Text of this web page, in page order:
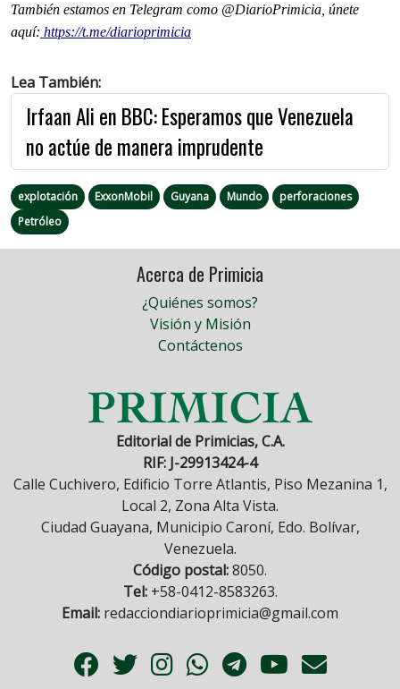
También estamos en Telegram como @DiarioPrimicia, únete
aquí: https://t.me/diarioprimicia
Lea También:
Irfaan Ali en BBC: Esperamos que Venezuela
no actúe de manera imprudente
explotación ExxonMobil Guyana Mundo
perforaciones
Petróleo
Acerca de Primicia
¿Quiénes somos?
Visión y Misión
Contáctenos
Editorial de Primicias, C.A.
RIF: J-29913424-4
Calle Cuchivero, Edificio Torre Atlantis, Piso Mezanina 1,
Local 2, Zona Alta Vista.
Ciudad Guayana, Municipio Caroní, Edo. Bolívar,
Venezuela.
Código postal:8050.
Tel:+58-0412-8583263.
Email: redacciondiarioprimicia@gmail.com